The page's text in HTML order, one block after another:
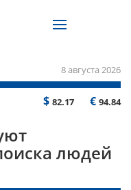
8 августа 2026
$ 82.17 € 94.84
людей